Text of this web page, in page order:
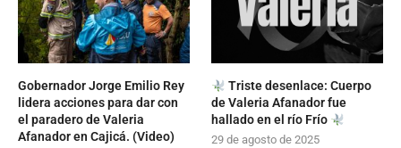
Gobernador Jorge Emilio Rey
lidera acciones para dar con
el paradero de Valeria
Afanador en Cajicá. (Video)
Triste desenlace: Cuerpo
de Valeria Afanador fue
hallado en el río Frío
29 de agosto de 2025